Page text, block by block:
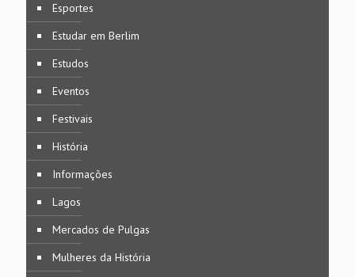
Esportes
Estudar em Berlim
Estudos
Eventos
Festivais
História
Informações
Lagos
Mercados de Pulgas
Mulheres da História